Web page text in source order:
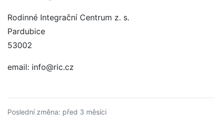
Rodinné Integrační Centrum z. s.
Pardubice
53002
email: info@ric.cz
Poslední změna: před 3 měsíci